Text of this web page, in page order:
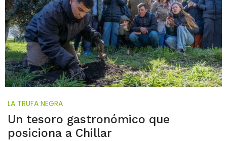
LA TRUFA NEGRA
Un tesoro gastronómico que
posiciona a Chillar